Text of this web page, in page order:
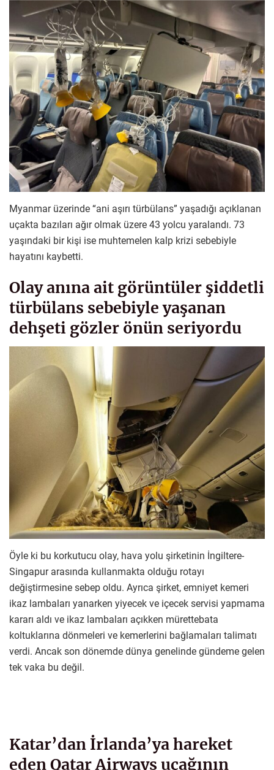
Myanmar üzerinde “ani aşırı türbülans” yaşadığı açıklanan
uçakta bazıları ağır olmak üzere 43 yolcu yaralandı. 73
yaşındaki bir kişi ise muhtemelen kalp krizi sebebiyle
hayatını kaybetti.
Olay anına ait görüntüler şiddetli
türbülans sebebiyle yaşanan
dehşeti gözler önün seriyordu
Öyle ki bu korkutucu olay, hava yolu şirketinin İngiltere-
Singapur arasında kullanmakta olduğu rotayı
değiştirmesine sebep oldu. Ayrıca şirket, emniyet kemeri
ikaz lambaları yanarken yiyecek ve içecek servisi yapmama
kararı aldı ve ikaz lambaları açıkken mürettebata
koltuklarına dönmeleri ve kemerlerini bağlamaları talimatı
verdi. Ancak son dönemde dünya genelinde gündeme gelen
tek vaka bu değil.
Katar’dan İrlanda’ya hareket
eden Qatar Airways uçağının